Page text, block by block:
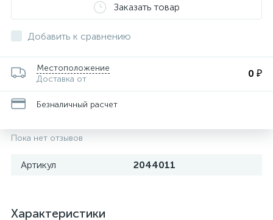
Заказать товар
Добавить к сравнению
Местоположение
Доставка от
0 ₽
Безналичный расчет
Пока нет отзывов
Артикул 2044011
Характеристики